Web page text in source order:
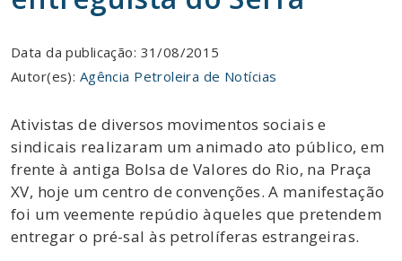
Data da publicação: 31/08/2015
Autor(es): Agência Petroleira de Notícias
Ativistas de diversos movimentos sociais e
sindicais realizaram um animado ato público, em
frente à antiga Bolsa de Valores do Rio, na Praça
XV, hoje um centro de convenções. A manifestação
foi um veemente repúdio àqueles que pretendem
entregar o pré-sal às petrolíferas estrangeiras.